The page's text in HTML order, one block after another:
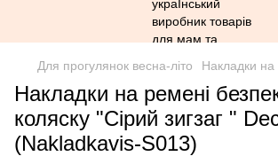
Для прогулянок весна-літо Накладки на
Накладки на ремені
коляску "Сірий зигзаг "
(Nakladkavis-S013)